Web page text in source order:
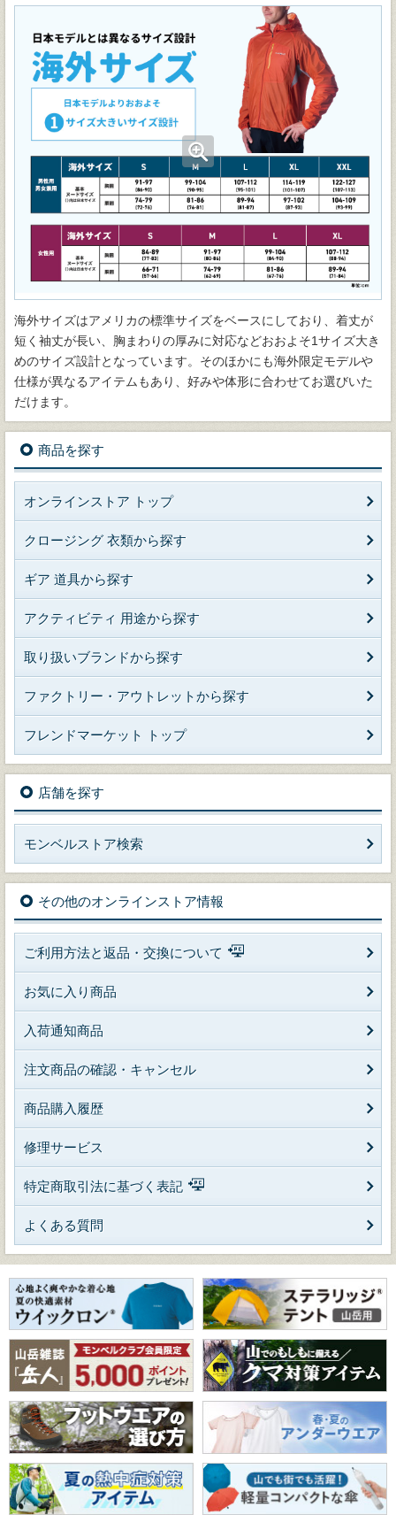
海外サイズはアメリカの標準サイズをベースにしており、着丈が
短く袖丈が長い、胸まわりの厚みに対応などおおよそ1サイズ大き
めのサイズ設計となっています。そのほかにも海外限定モデルや
仕様が異なるアイテムもあり、好みや体形に合わせてお選びいた
だけます。
商品を探す
オンラインストア トップ
クロージング 衣類から探す
ギア 道具から探す
アクティビティ 用途から探す
取り扱いブランドから探す
ファクトリー・アウトレットから探す
フレンドマーケット トップ
店舗を探す
モンベルストア検索
その他のオンラインストア情報
ご利用方法と返品・交換について
お気に入り商品
入荷通知商品
注文商品の確認・キャンセル
商品購入履歴
修理サービス
特定商取引法に基づく表記
よくある質問